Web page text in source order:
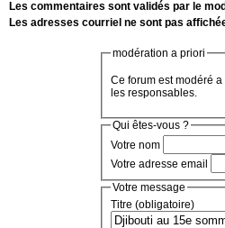
Les commentaires sont validés par le
Les adresses courriel ne sont pas
modération a priori
Ce forum est modéré
les responsables.
Qui êtes-vous ?
Votre nom
Votre adresse email
Votre message
Titre (obligatoire)